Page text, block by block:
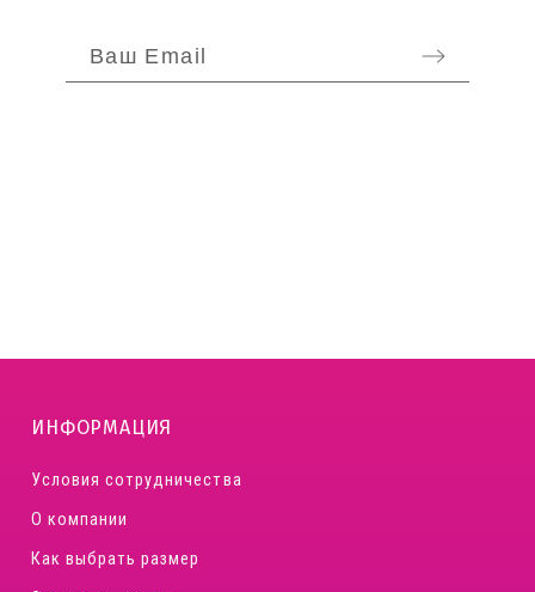
ИНФОРМАЦИЯ
Условия сотрудничества
О компании
Как выбрать размер